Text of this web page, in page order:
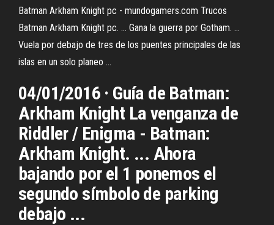
Batman Arkham Knight pc - mundogamers.com Trucos
Batman Arkham Knight pc. ... Gana la guerra por Gotham. ...
Vuela por debajo de tres de los puentes principales de las
islas en un solo planeo ...
04/01/2016 · Guía de Batman:
Arkham Knight La venganza de
Riddler / Enigma - Batman:
Arkham Knight. ... Ahora
bajando por el 1 ponemos el
segundo símbolo de parking
debajo ...